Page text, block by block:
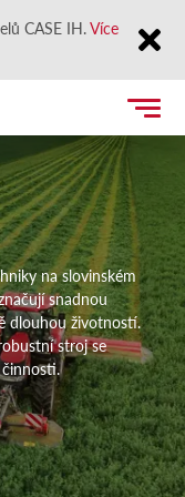
CASE IH.Více
Close
na slovinském
snadnou
dlouhou životností.
stroj se